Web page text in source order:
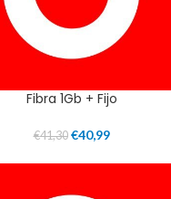
Fibra 1Gb + Fijo
€41,30 €40,99